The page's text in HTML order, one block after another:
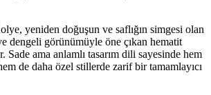
yeniden doğuşun ve saflığın simgesi olan
dengeli görünümüyle öne çıkan hematit
Sade ama anlamlı tasarım dili sayesinde hem
de daha özel stillerde zarif bir tamamlayıcı